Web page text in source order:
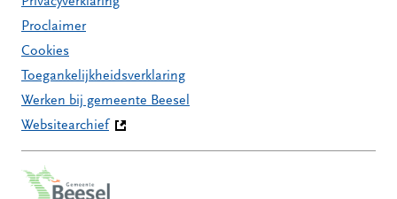
Proclaimer
Cookies
Toegankelijkheidsverklaring
Werken bij gemeente Beesel
Websitearchief